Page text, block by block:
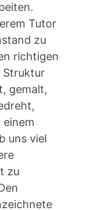
Tutor
zu
richtigen
Struktur
gemalt,
uns viel
zu